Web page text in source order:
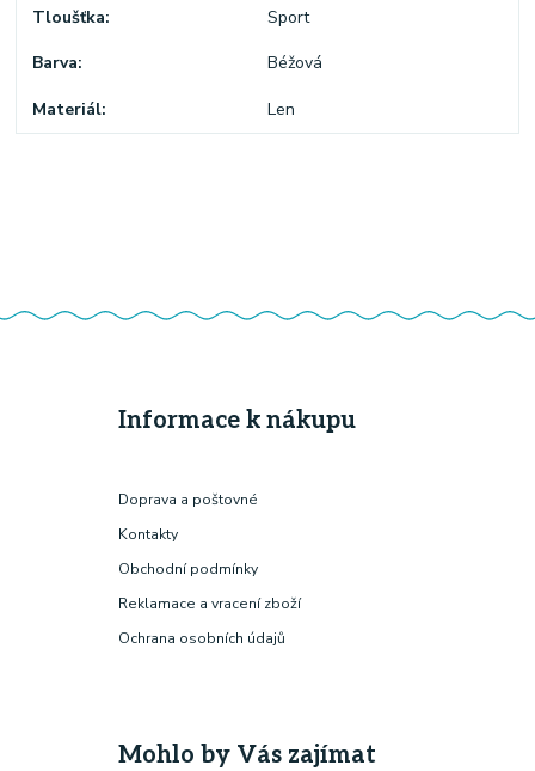
Tloušťka Sport
Barva Béžová
Materiál Len
Informace k nákupu
Doprava a poštovné
Kontakty
Obchodní podmínky
Reklamace a vracení zboží
Ochrana osobních údajů
Mohlo by Vás zajímat